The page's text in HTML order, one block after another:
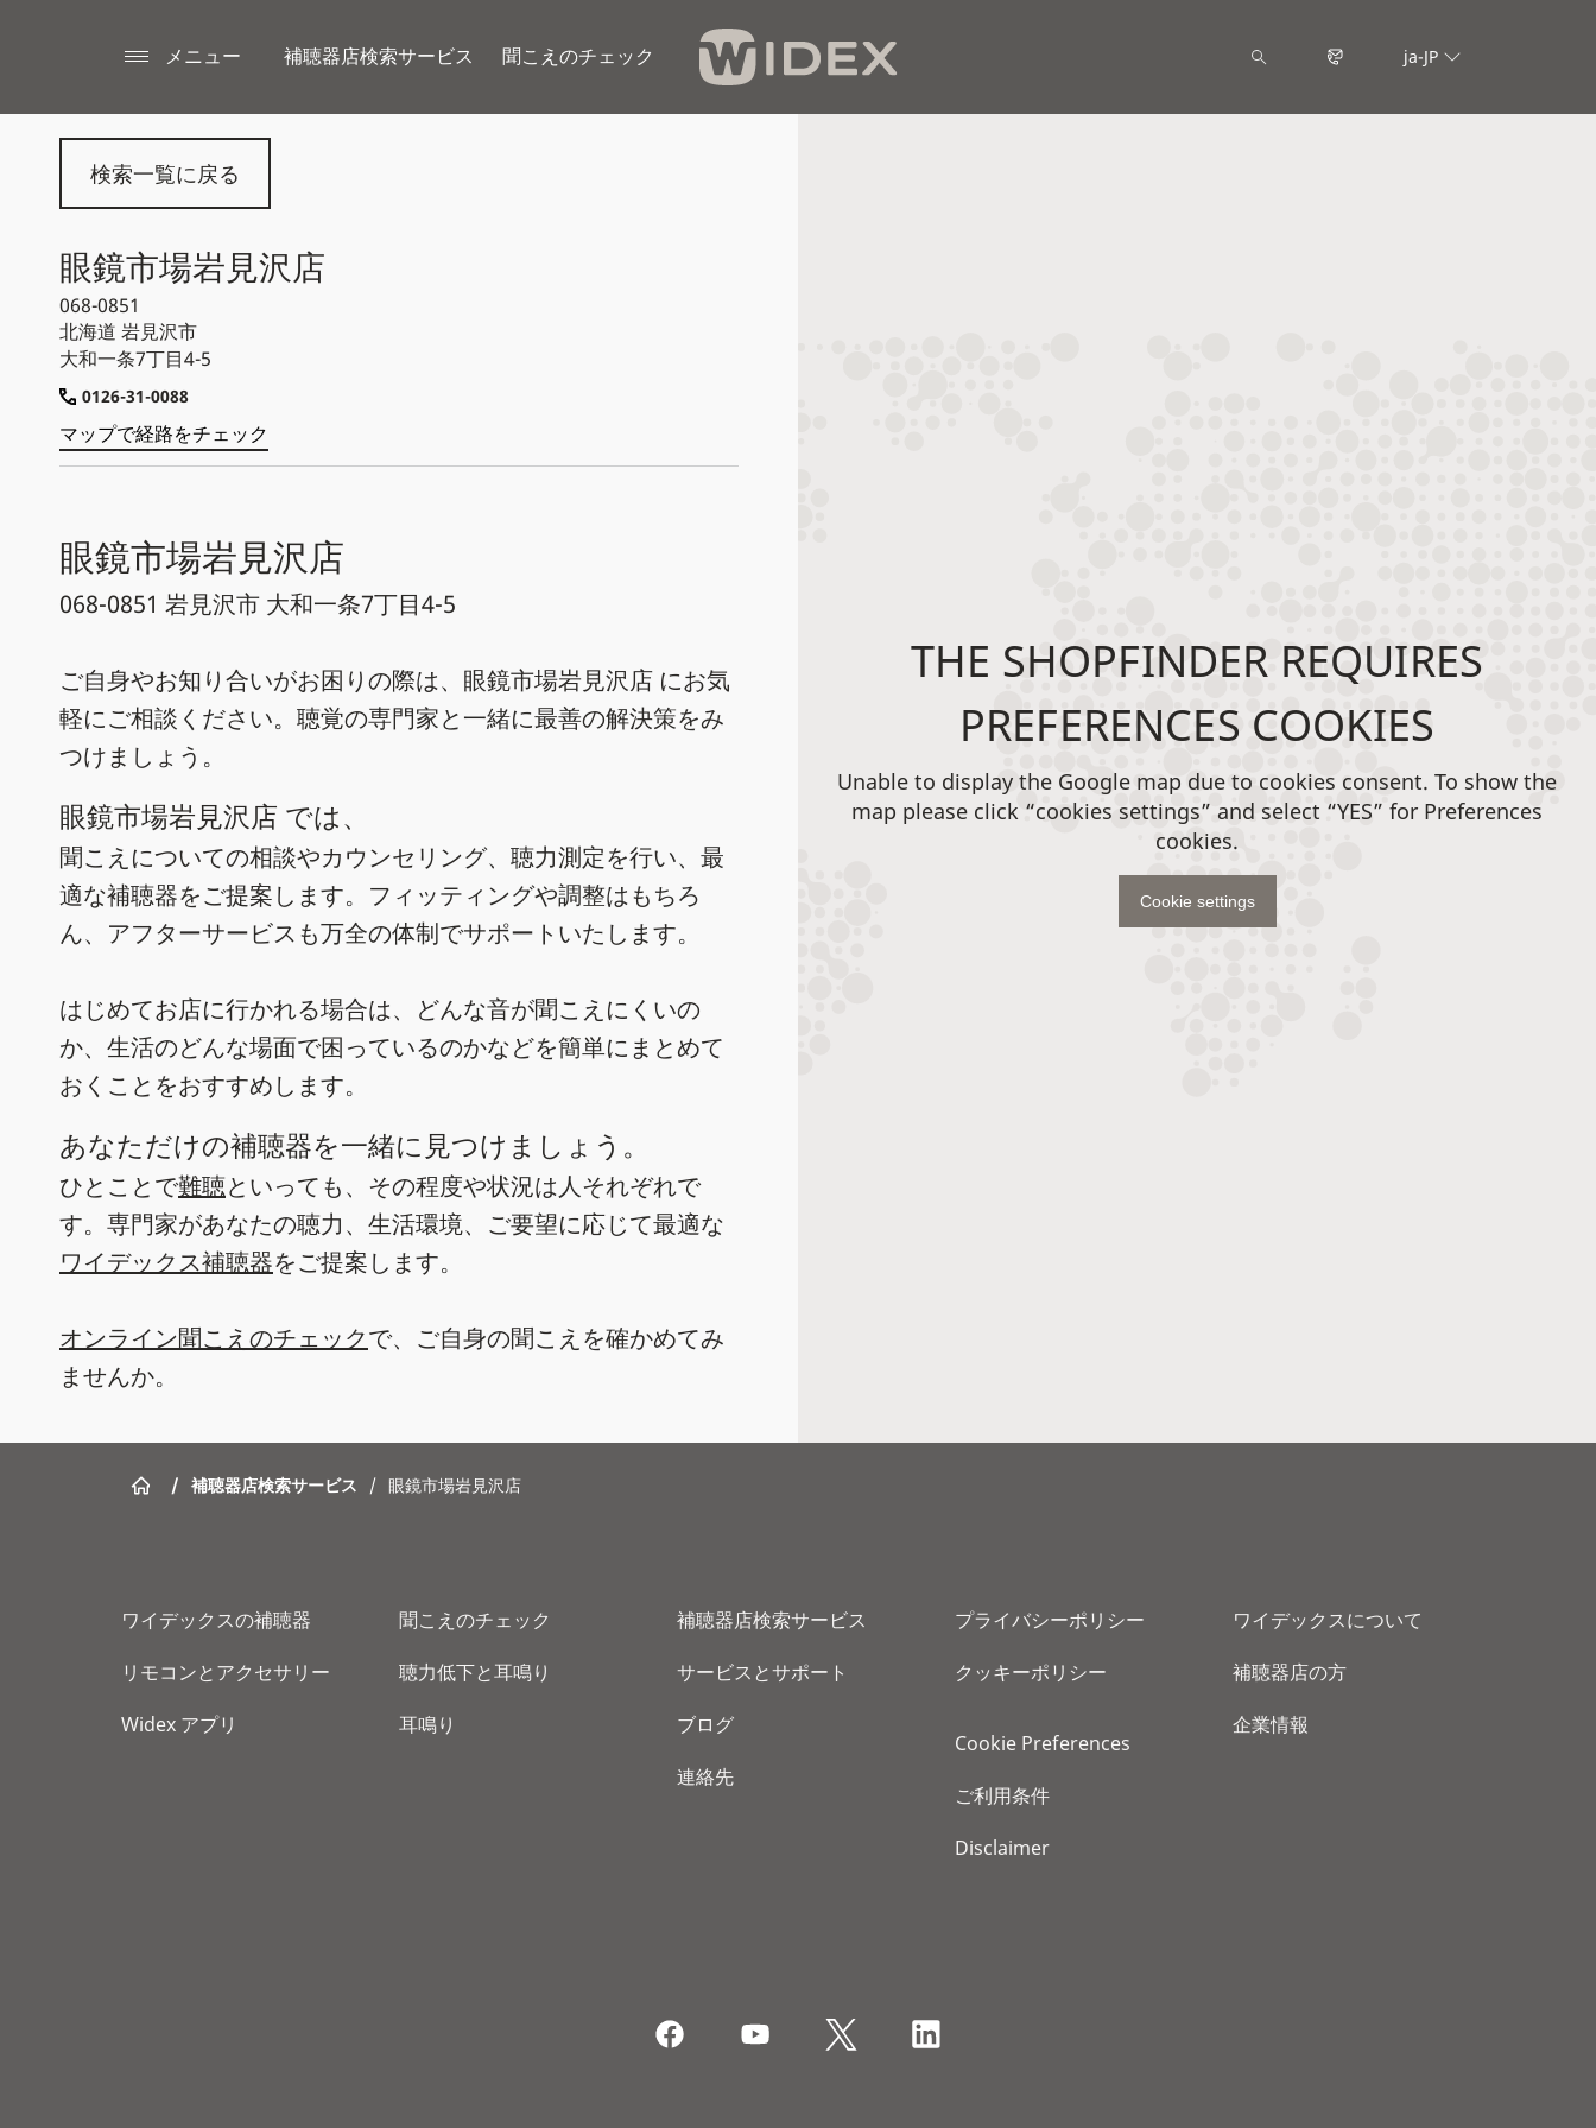
メニュー 補聴器店検索サービス 聞こえのチェック​ ja-JP
検索一覧に戻る
眼鏡市場岩見沢店
068-0851
北海道 岩見沢市
大和一条7丁目4-5
0126-31-0088
マップで経路をチェック
眼鏡市場岩見沢店
068-0851 岩見沢市 大和一条7丁目4-5
ご自身やお知り合いがお困りの際は、眼鏡市場岩見沢店 にお気
軽にご相談ください。聴覚の専門家と一緒に最善の解決策をみ
つけましょう。
眼鏡市場岩見沢店 では、
聞こえについての相談やカウンセリング、聴力測定を行い、最
適な補聴器をご提案します。フィッティングや調整はもちろ
ん、アフターサービスも万全の体制でサポートいたします。
はじめてお店に行かれる場合は、どんな音が聞こえにくいの
か、生活のどんな場面で困っているのかなどを簡単にまとめて
おくことをおすすめします。
あなただけの補聴器を一緒に見つけましょう。
ひとことで難聴といっても、その程度や状況は人それぞれで
す。専門家があなたの聴力、生活環境、ご要望に応じて最適な
ワイデックス補聴器をご提案します。
オンライン聞こえのチェックで、ご自身の聞こえを確かめてみ
ませんか。
THE SHOPFINDER REQUIRES
PREFERENCES COOKIES
Unable to display the Google map due to cookies consent. To show the
map please click “cookies settings” and select “YES” for Preferences
cookies.
Cookie settings
/ 補聴器店検索サービス / 眼鏡市場岩見沢店
ワイデックスの補聴器
リモコンとアクセサリー
Widex アプリ
聞こえのチェック
聴力低下と耳鳴り
耳鳴り
補聴器店検索サービス
サービスとサポート
ブログ
連絡先
プライバシーポリシー
クッキーポリシー
Cookie Preferences
ご利用条件
Disclaimer
ワイデックスについて
補聴器店の方
企業情報